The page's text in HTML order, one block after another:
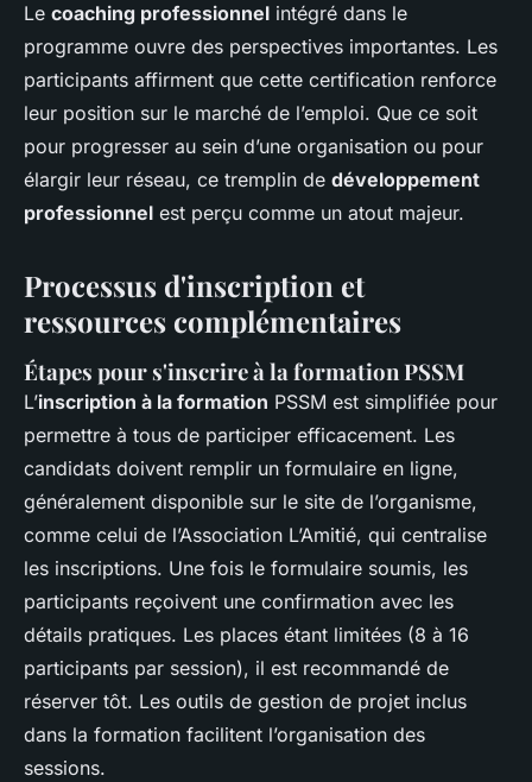
Le coaching professionnel intégré dans le
programme ouvre des perspectives importantes. Les
participants affirment que cette certification renforce
leur position sur le marché de l’emploi. Que ce soit
pour progresser au sein d’une organisation ou pour
élargir leur réseau, ce tremplin de développement
professionnel est perçu comme un atout majeur.
Processus d'inscription et
ressources complémentaires
Étapes pour s'inscrire à la formation PSSM
L’inscription à la formation PSSM est simplifiée pour
permettre à tous de participer efficacement. Les
candidats doivent remplir un formulaire en ligne,
généralement disponible sur le site de l’organisme,
comme celui de l’Association L’Amitié, qui centralise
les inscriptions. Une fois le formulaire soumis, les
participants reçoivent une confirmation avec les
détails pratiques. Les places étant limitées (8 à 16
participants par session), il est recommandé de
réserver tôt. Les outils de gestion de projet inclus
dans la formation facilitent l’organisation des
sessions.